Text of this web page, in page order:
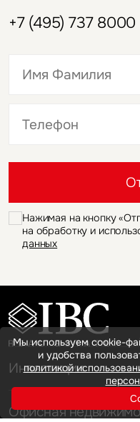
+7 (495) 737 8000
Нажимая на кнопку
на обработку и
данных
Инвестиции
Офисная
Мы используем cookie-
и удобства
политикой